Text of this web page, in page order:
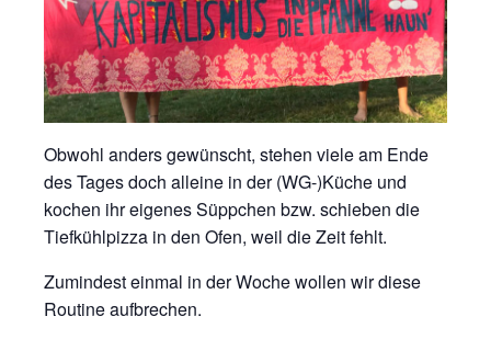
Obwohl anders gewünscht, stehen viele am Ende
des Tages doch alleine in der (WG-)Küche und
kochen ihr eigenes Süppchen bzw. schieben die
Tiefkühlpizza in den Ofen, weil die Zeit fehlt.
Zumindest einmal in der Woche wollen wir diese
Routine aufbrechen.